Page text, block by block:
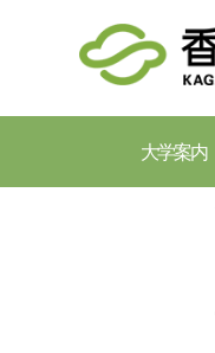
大学案内